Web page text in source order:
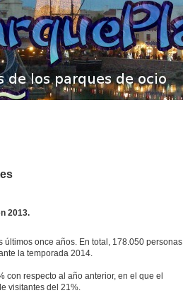
2013.
últimos once años. En total, 178.050 personas
la temporada 2014.
con respecto al año anterior, en el que el
visitantes del 21%.